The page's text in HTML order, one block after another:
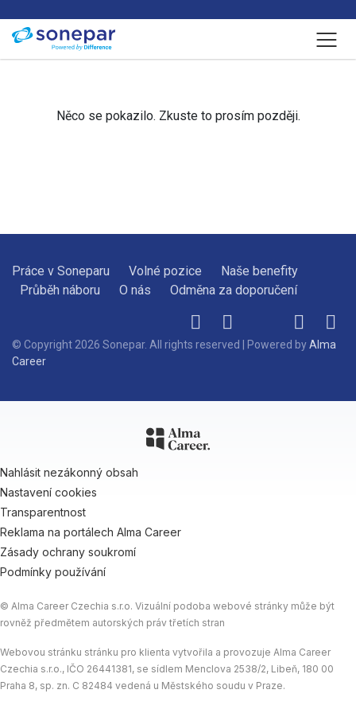
Menu
Něco se pokazilo. Zkuste to prosím později.
Práce v Soneparu Volné pozice
Naše benefity
Průběh náboru
O nás Odměna za doporučení
© Copyright 2026 Sonepar. All rights reserved | Powered byAlma
Career
Nahlásit nezákonný obsah
Nastavení cookies
Transparentnost
Reklama na portálech Alma Career
Zásady ochrany soukromí
Podmínky používání
© Alma Career Czechia s.r.o. Vizuální podoba webové stránky může být
rovněž předmětem autorských práv třetích stran
Webovou stránku stránku pro klienta vytvořila a provozuje Alma Career
Czechia s.r.o., IČO 26441381, se sídlem Menclova 2538/2, Libeň, 180 00
Praha 8, sp. zn. C 82484 vedená u Městského soudu v Praze.